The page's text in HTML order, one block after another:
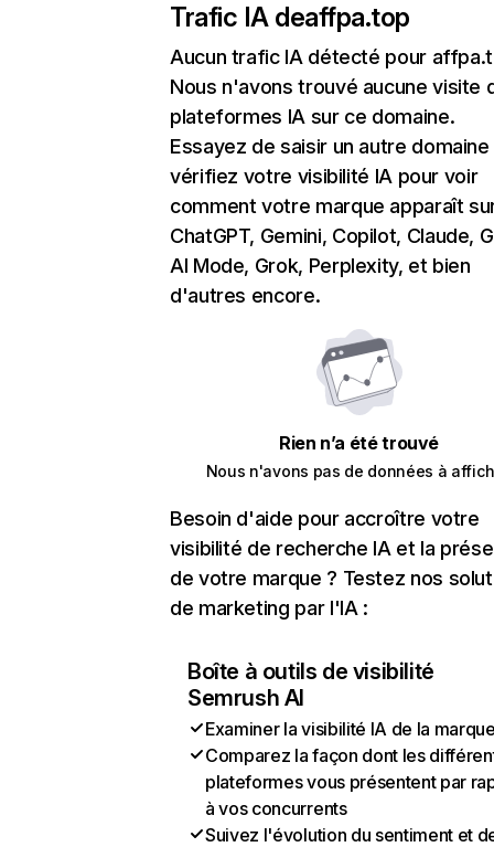
Trafic IA deaffpa.top
Aucun trafic IA détecté pour
Nous n'avons trouvé aucune visite
plateformes IA sur ce domaine.
Essayez de saisir un autre domaine
vérifiez votre visibilité IA pour voir
comment votre marque apparaît
ChatGPT, Gemini, Copilot, Claude,
AI Mode, Grok, Perplexity, et bien
d'autres encore.
Rien n’a été trouvé
Nous n'avons pas de données à
Besoin d'aide pour accroître votre
visibilité de recherche IA et la
de votre marque ? Testez nos
de marketing par l'IA :
Boîte à outils de visibilité
Semrush AI
Examiner la visibilité IA de la
Comparez la façon dont les
plateformes vous présentent par
à vos concurrents
Suivez l'évolution du sentiment et